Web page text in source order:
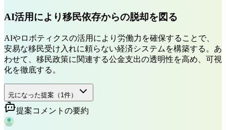
AI活用により移民依存からの脱却を図る
AIやロボティクスの活用により労働力を確保することで、
安易な移民受け入れに頼らない経済システムを構築する。あ
わせて、移民政策に関連する公金支出の透明性を高め、可視
化を徹底する。
元になった提案（ 1件）
提案コメントの要約